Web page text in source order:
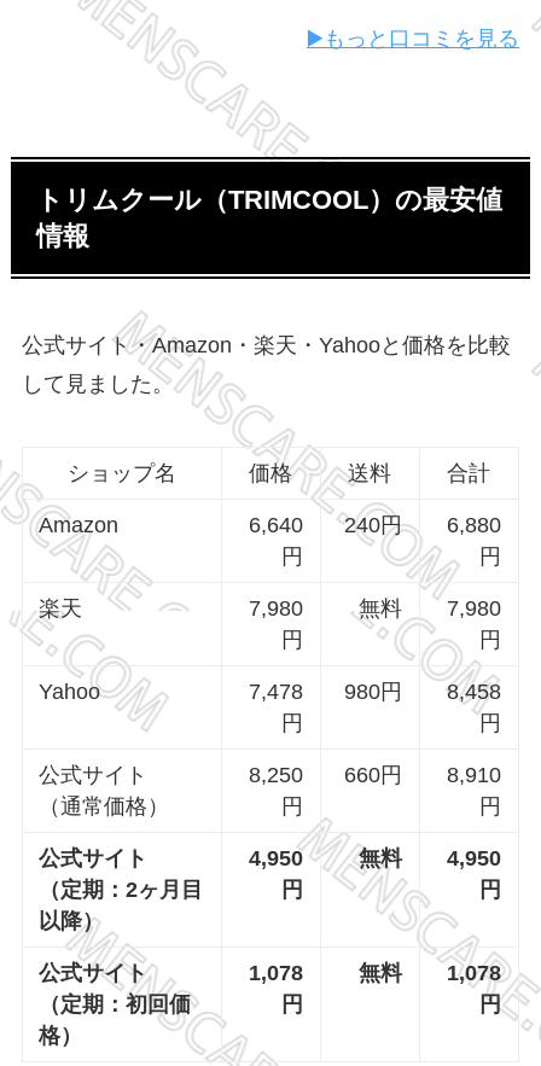
▶️もっと口コミを見る
トリムクール（TRIMCOOL）の最安値
情報
公式サイト・Amazon・楽天・Yahooと価格を比較
して見ました。
ショップ名 価格 送料 合計
Amazon
6,640
円
240円
6,880
円
楽天
7,980
円
無料
7,980
円
Yahoo
7,478
円
980円
8,458
円
公式サイト
（通常価格）
8,250
円
660円
8,910
円
公式サイト
（定期：2ヶ月目
以降）
4,950
円
無料
4,950
円
公式サイト
（定期：初回価
格）
1,078
円
無料
1,078
円